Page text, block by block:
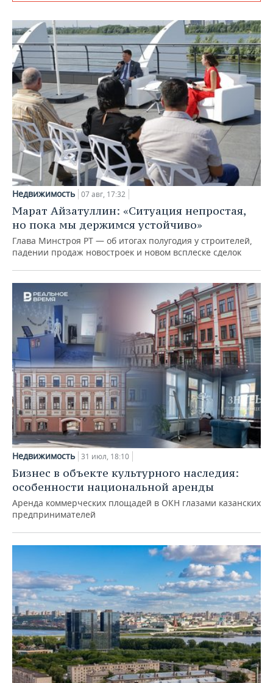
Недвижимость 07 авг, 17:32
Марат Айзатуллин: «Ситуация непростая,
но пока мы держимся устойчиво»
Глава Минстроя РТ — об итогах полугодия у строителей,
падении продаж новостроек и новом всплеске сделок
Недвижимость 31 июл, 18:10
Бизнес в объекте культурного наследия:
особенности национальной аренды
Аренда коммерческих площадей в ОКН глазами казанских
предпринимателей